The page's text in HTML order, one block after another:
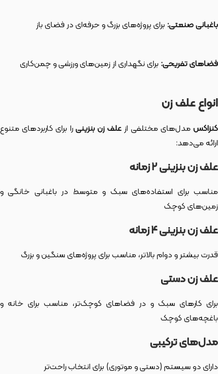
باغبانی صنعتی: برای پروژه‌های بزرگ و حرفه‌ای در فضای باز
فضاهای تفریحی: برای نگهداری از زمین‌های ورزشی و چمن‌کاری
انواع علف زن
کنزاکسمدل‌های مختلفی از علف زن بنزینیرا برای کاربردهای متنوع
ارائه می‌دهد:
علف زن بنزینی ۲ زمانه
مناسب برای استفاده‌های سبک و متوسط در باغبانی خانگی و
زمین‌های کوچک
علف زن بنزینی ۴ زمانه
قدرت بیشتر و دوام بالاتر، مناسب برای پروژه‌های سنگین و بزرگ
علف زن دستی
برای کارهای سبک و در فضاهای کوچک‌تر، مناسب برای خانه و
باغچه‌های کوچک
مدل‌های ترکیبی
دارای دو سیستم (دستی و موتوری) برای انتخاب راحت‌تر